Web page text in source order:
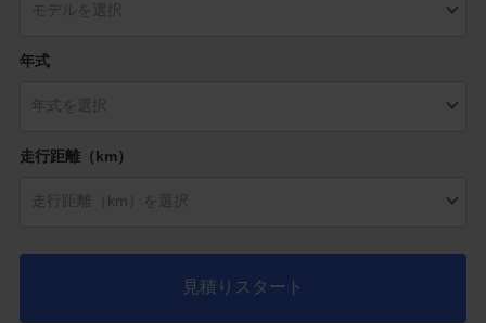
年式
走行距離（km）
見積りスタート